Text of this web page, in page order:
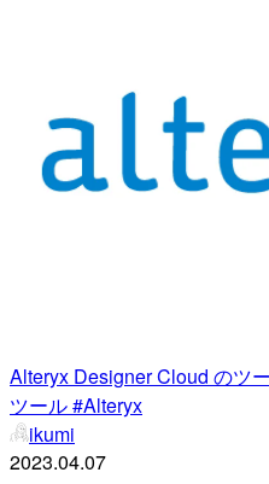
Alteryx Designer Cloud のツ
ツール #Alteryx
ikumi
2023.04.07